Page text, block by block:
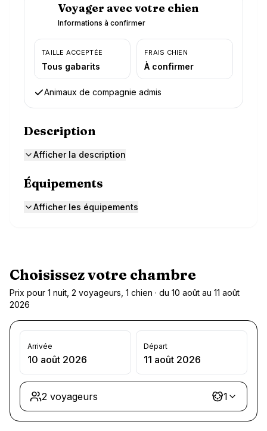
Voyager avec votre chien
Informations à confirmer
TAILLE ACCEPTÉE
Tous gabarits
FRAIS CHIEN
À confirmer
Animaux de compagnie admis
Description
Afficher la description
Équipements
Afficher les équipements
Choisissez votre chambre
Prix pour 1 nuit, 2 voyageurs, 1 chien · du 10 août au 11 août
2026
Arrivée
10 août 2026
Départ
11 août 2026
2 voyageurs 1